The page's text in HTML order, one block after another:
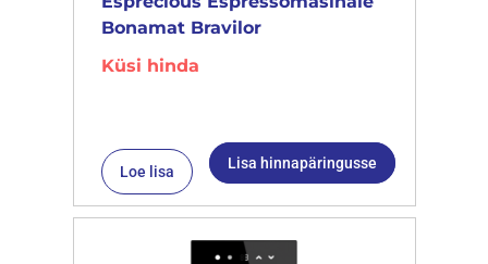
Bonamat Bravilor
Küsi hinda
Loe lisa Lisa hinnapäringusse